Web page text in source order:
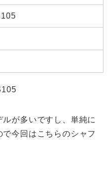
が多いですし、単純に
今回はこちらのシャフ